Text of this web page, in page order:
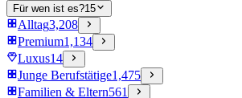
Für wen ist es?15
Alltag3,208
Premium1,134
Luxus14
Junge Berufstätige1,475
Familien & Eltern561